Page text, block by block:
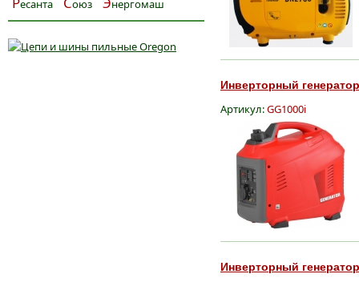
есанта оюз нергомаш
Инверторный
Артикул:GG1000i
Инверторный